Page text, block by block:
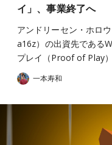
イ」、事業終了へ
アンドリーセン・ホロ
a16z）の出資先である
プレイ（Proof of Play
一本寿和